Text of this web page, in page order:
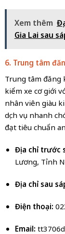
Xem thêm
Gia Lai sau
6. Trung tâm
Trung tâm đăng
kiểm xe cơ giới
nhân viên giàu
dịch vụ nhanh
đạt tiêu chuẩn
Địa chỉ trước
Lương, Tỉnh
Địa chỉ sau
Điện thoại:
Email: